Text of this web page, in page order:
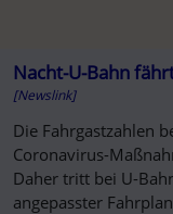
Nacht-U-Bahn
[Newslink]
Die Fahrgastzahlen
Coronavirus-
Daher tritt bei U-
angepasster